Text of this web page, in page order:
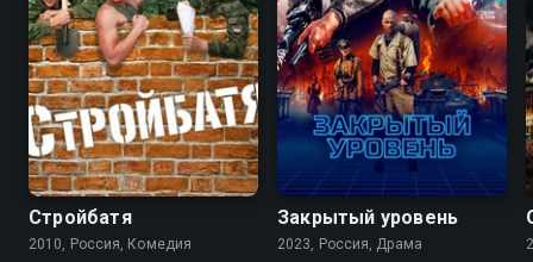
7.4 5.9
Стройбатя
2010, Россия, Комедия
5.7
Закрытый уровень
2023, Россия, Драма